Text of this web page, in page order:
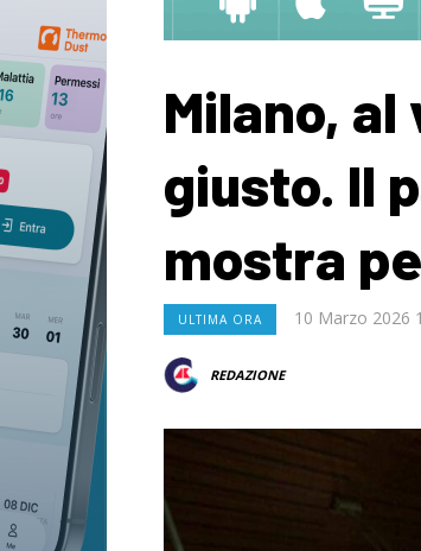
Milano, al
giusto. Il
mostra
ULTIMA ORA 10 Marzo 2026
REDAZIONE